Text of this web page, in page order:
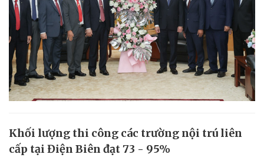
Khối lượng thi công các trường nội trú liên
cấp tại Điện Biên đạt 73 - 95%